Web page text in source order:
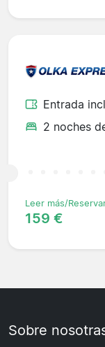
Entrada
2 noches
Leer más/
159 €
Sobre